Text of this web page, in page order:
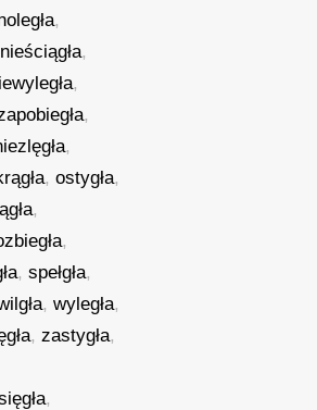
,
nieściągła,
,
,
,
,ostygła,
,
,
,spełgła,
,wyległa,
,zastygła,
,